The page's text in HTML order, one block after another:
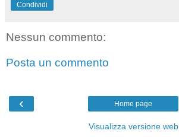
Condividi
Nessun commento:
Posta un commento
‹ Home page
Visualizza versione web